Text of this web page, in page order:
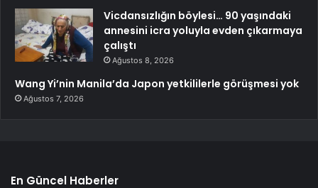
Vicdansızlığın böylesi… 90 yaşındaki
annesini icra yoluyla evden çıkarmaya
çalıştı
Ağustos 8, 2026
Wang Yi’nin Manila’da Japon yetkililerle görüşmesi yok
Ağustos 7, 2026
En Güncel Haberler